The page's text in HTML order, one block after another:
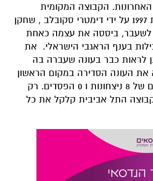
הקבוצה המקומית
שהוקמה בשנת 1997 על ידי דימטרי סקובלב , שחקן
לשעבר, ביססה את עצמה כאחת
בענף הראגבי הישראלי. את
לראות כבר בעונה שעברה בה
את העונה הסדירה במקום הראשון
עם מאזן מדהים של 8 ניצחונות ו 0 הפסדים. רק
התל אביבית קלקל את כל